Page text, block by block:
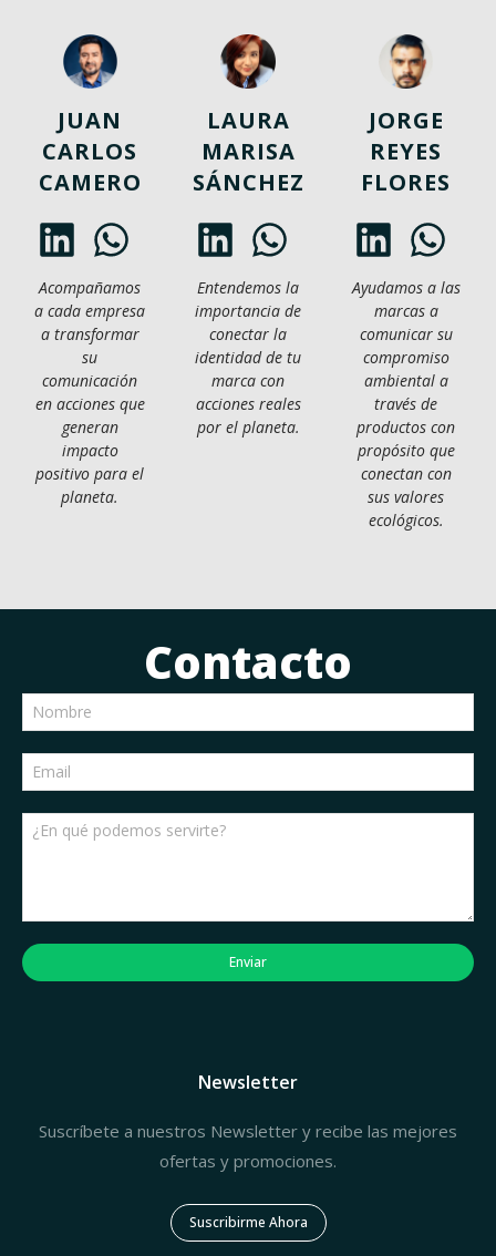
JUAN
CARLOS
CAMERO
Acompañamos
a cada empresa
a transformar
su
comunicación
en acciones que
generan
impacto
positivo para el
planeta.
LAURA
MARISA
SÁNCHEZ
Entendemos la
importancia de
conectar la
identidad de tu
marca con
acciones reales
por el planeta.
JORGE
REYES
FLORES
Ayudamos a las
marcas a
comunicar su
compromiso
ambiental a
través de
productos con
propósito que
conectan con
sus valores
ecológicos.
Contacto
Enviar
Newsletter
Suscríbete a nuestros Newsletter y recibe las mejores
ofertas y promociones.
Suscribirme Ahora